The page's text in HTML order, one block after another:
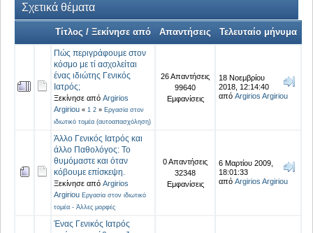
Σχετικά θέματα
Τίτλος / Ξεκίνησε από Απαντήσεις Τελευταίο μήνυμα
Πώς περιγράφουμε στον
κόσμο με τί ασχολείται
ένας ιδιώτης Γενικός
Ιατρός;
Ξεκίνησε από Argirios
Argiriou « 1 2 » Εργασία στον
ιδιωτικό τομέα (αυτοαπασχόληση)
26 Απαντήσεις
99640
Εμφανίσεις
18 Νοεμβρίου
2018, 12:14:40
από Argirios Argiriou
Άλλο Γενικός Ιατρός και
άλλο Παθολόγος: Το
θυμόμαστε και όταν
κόβουμε επίσκεψη.
Ξεκίνησε από Argirios
Argiriou Εργασία στον ιδιωτικό
τομέα - Άλλες μορφές
0 Απαντήσεις
32348
Εμφανίσεις
6 Μαρτίου 2009,
18:01:33
από Argirios Argiriou
Ένας Γενικός Ιατρός